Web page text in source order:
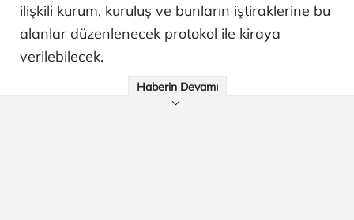
ilişkili kurum, kuruluş ve bunların iştiraklerine bu
alanlar düzenlenecek protokol ile kiraya
verilebilecek.
Haberin Devamı